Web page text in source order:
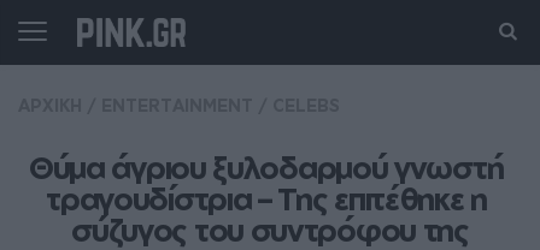
Θύμα άγριου ξυλοδαρμού γνωστή
τραγουδίστρια – Της επιτέθηκε η
σύζυγος του συντρόφου της